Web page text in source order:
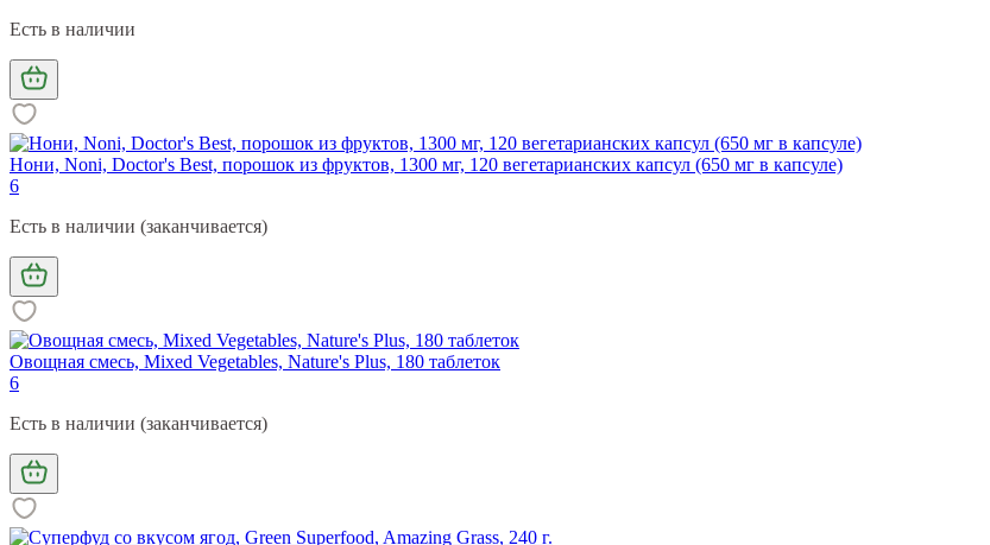
Есть в наличии
Нони, Noni, Doctor's Best, порошок из фруктов, 1300 мг, 120 вегетарианских капсул (650 мг в капсуле)
6
Есть в наличии (заканчивается)
Овощная смесь, Mixed Vegetables, Nature's Plus, 180 таблеток
6
Есть в наличии (заканчивается)